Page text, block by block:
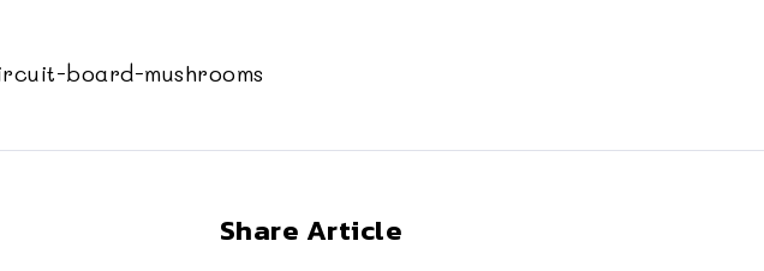
board-mushrooms
Share Article